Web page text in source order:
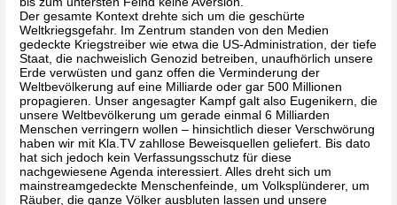
Der gesamte Kontext drehte sich um die geschürte
Weltkriegsgefahr. Im Zentrum standen von den Medien
gedeckte Kriegstreiber wie etwa die US-Administration, der tiefe
Staat, die nachweislich Genozid betreiben, unaufhörlich unsere
Erde verwüsten und ganz offen die Verminderung der
Weltbevölkerung auf eine Milliarde oder gar 500 Millionen
propagieren. Unser angesagter Kampf galt also Eugenikern, die
unsere Weltbevölkerung um gerade einmal 6 Milliarden
Menschen verringern wollen – hinsichtlich dieser Verschwörung
haben wir mit Kla.TV zahllose Beweisquellen geliefert. Bis dato
hat sich jedoch kein Verfassungsschutz für diese
nachgewiesene Agenda interessiert. Alles dreht sich um
mainstreamgedeckte Menschenfeinde, um Volksplünderer, um
Räuber, die ganze Völker ausbluten lassen und unsere